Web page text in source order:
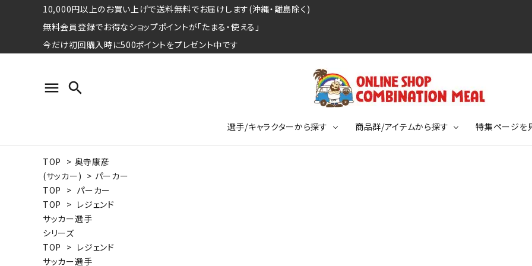
10,000円以上のお買い上げで送料無料でお届けします(沖縄・離島除く)
無料会員登録でお得なショップポイントが「たまる・使える」
今だけ初回購入時に500ポイントをプレゼント中です
menu search
選手/キャラクターから探す
プロ野球選手コレクション
日本プロサッカー選手会シリーズ
水泳競技選手コレクション
商品群/アイテムから探す
Tシャツ
パーカー
期間限定販売アイテム
特集ページを
特集ページ
ウォーレン･クロマティ
特集ページ
競走馬コレクション
TOP > 奥寺康彦
(サッカー) > パーカー
TOP > パーカー
TOP > レジェンド
サッカー選手
シリーズ
TOP > レジェンド
サッカー選手